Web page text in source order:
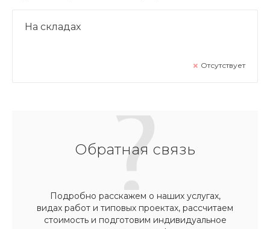
На складах
Отсутствует
Обратная связь
Подробно расскажем о наших услугах,
видах работ и типовых проектах, рассчитаем
стоимость и подготовим индивидуальное